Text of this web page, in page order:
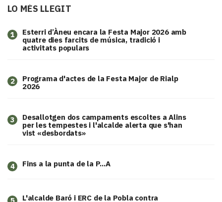
LO MÉS LLEGIT
1
Esterri d’Àneu encara la Festa Major 2026 amb
quatre dies farcits de música, tradició i
activitats populars
2
Programa d'actes de la Festa Major de Rialp
2026
3
​Desallotgen dos campaments escoltes a Alins
per les tempestes i l'alcalde alerta que s'han
vist «desbordats»
4 Fins a la punta de la P...A
L'alcalde Baró i ERC de la Pobla contra